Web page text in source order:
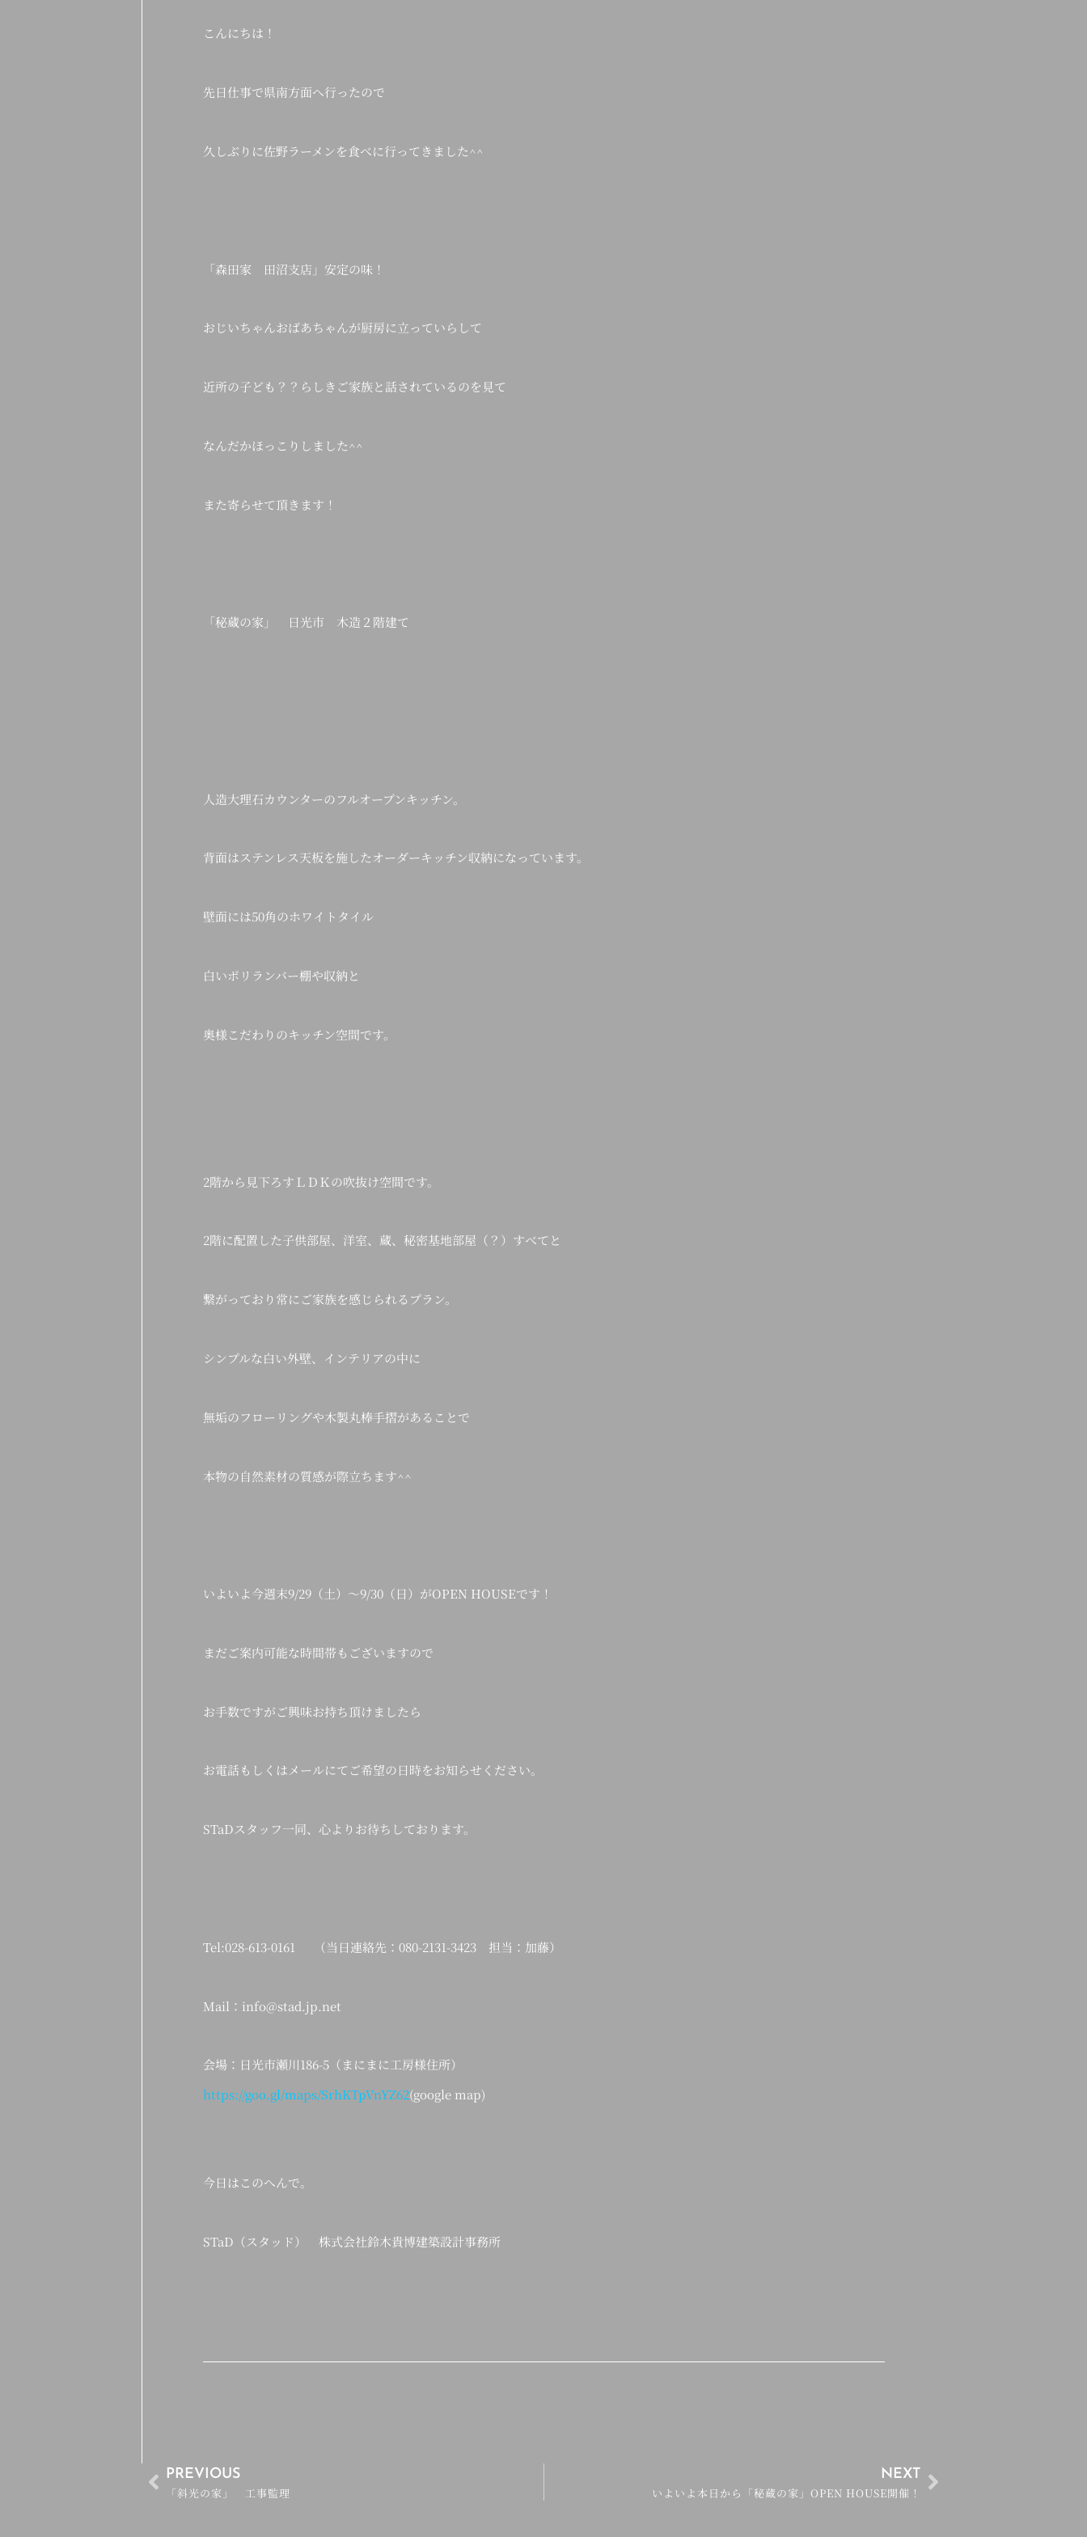
こんにちは！
先日仕事で県南方面へ行ったので
久しぶりに佐野ラーメンを食べに行ってきました^^
「森田家 田沼支店」安定の味！
おじいちゃんおばあちゃんが厨房に立っていらして
近所の子ども？？らしきご家族と話されているのを見て
なんだかほっこりしました^^
また寄らせて頂きます！
「秘蔵の家」 日光市 木造２階建て
人造大理石カウンターのフルオープンキッチン。
背面はステンレス天板を施したオーダーキッチン収納になっています。
壁面には50角のホワイトタイル
白いポリランバー棚や収納と
奥様こだわりのキッチン空間です。
2階から見下ろすＬＤＫの吹抜け空間です。
2階に配置した子供部屋、洋室、蔵、秘密基地部屋（？）すべてと
繋がっており常にご家族を感じられるプラン。
シンプルな白い外壁、インテリアの中に
無垢のフローリングや木製丸棒手摺があることで
本物の自然素材の質感が際立ちます^^
いよいよ今週末9/29（土）～9/30（日）がOPEN HOUSEです！
まだご案内可能な時間帯もございますので
お手数ですがご興味お持ち頂けましたら
お電話もしくはメールにてご希望の日時をお知らせください。
STaDスタッフ一同、心よりお待ちしております。
Tel:028-613-0161 （当日連絡先：080-2131-3423 担当：加藤）
Mail：info@stad.jp.net
会場：日光市瀬川186-5（まにまに工房様住所）
https://goo.gl/maps/SrhKTpVnYZ62(google map)
今日はこのへんで。
STaD（スタッド） 株式会社鈴木貴博建築設計事務所
PREVIOUS
「斜光の家」 工事監理
NEXT
いよいよ本日から「秘蔵の家」OPEN HOUSE開催！